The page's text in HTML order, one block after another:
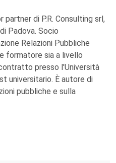
partner di P.R. Consulting srl,
Padova. Socio
Relazioni Pubbliche
formatore sia a livello
presso l'Università
universitario. È autore di
pubbliche e sulla